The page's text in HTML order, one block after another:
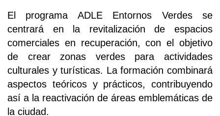
El programa ADLE Entornos Verdes se
centrará en la revitalización de espacios
comerciales en recuperación, con el objetivo
de crear zonas verdes para actividades
culturales y turísticas. La formación combinará
aspectos teóricos y prácticos, contribuyendo
así a la reactivación de áreas emblemáticas de
la ciudad.